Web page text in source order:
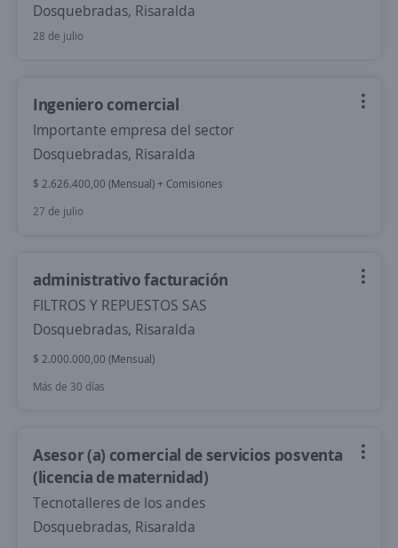
Dosquebradas, Risaralda
28 de julio
Ingeniero comercial
Importante empresa del sector
Dosquebradas, Risaralda
$ 2.626.400,00 (Mensual) + Comisiones
27 de julio
administrativo facturación
FILTROS Y REPUESTOS SAS
Dosquebradas, Risaralda
$ 2.000.000,00 (Mensual)
Más de 30 días
Asesor (a) comercial de servicios posventa
(licencia de maternidad)
Tecnotalleres de los andes
Dosquebradas, Risaralda